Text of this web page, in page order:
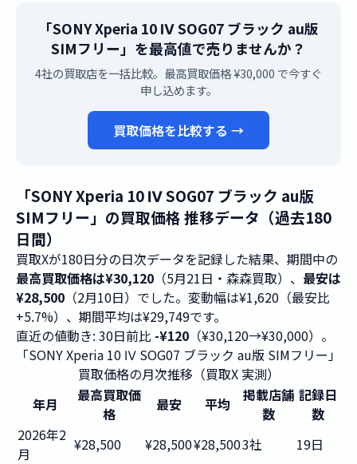
「SONY Xperia 10 Ⅳ SOG07 ブラック au版
SIMフリー」を最高値で売りませんか？
4社の買取店を一括比較。最高買取価格 ¥30,000 で今すぐ
申し込めます。
買取価格を比較する →
「SONY Xperia 10 Ⅳ SOG07 ブラック au版
SIMフリー」の買取価格 推移データ（過去180
日間）
買取Xが180日分の日次データを記録した結果、期間中の
最高買取価格は¥30,120 （5月21日・森森買取）、 最安は
¥28,500 （2月10日）でした。変動幅は¥1,620（最安比
+5.7%）、期間平均は¥29,749です。
直近の値動き: 30日前比 -¥120 （¥30,120→¥30,000）。
「SONY Xperia 10 Ⅳ SOG07 ブラック au版 SIMフリー」
買取価格の月次推移（買取X 実測）
年月
最高買取価
格
最安 平均
掲載店舗
数
記録日
数
2026年2
月
¥28,500 ¥28,500¥28,5003社
19日